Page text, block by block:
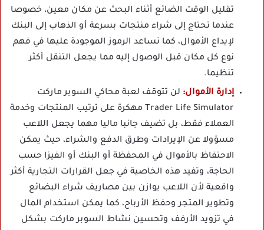
تقليل الوقت الضائع أثناء البحث عن مكان معين، خصوصا
عندما تحتاج إلى شراء منتجات بسرعة أو الذهاب إلى البنك
لإيداع الأموال، كما تساعد الرموز الموجودة عليها في فهم
نوع كل مكان قبل الوصول إليه مما يجعل التنقل أكثر
تنظيما.
إدارة الأموال: لن تتوقف لعبة محاكي السوبر ماركت
Trader Life Simulator مهكرة على ترتيب المنتجات وخدمة
العملاء فقط، بل تضيف جانبا ماليا مهما يجعل اللاعب
مسؤولا عن الإيرادات وطرق الدفع والشراء، حيث يمكن
الاحتفاظ بالأموال في المحفظة أو البنك أو الفيزا حسب
الحاجة، وتفيد هذه الخاصية في جعل القرارات التجارية أكثر
واقعية لأن اللاعب يوازن بين مصاريف شراء البضائع
وتطوير المتجر وحفظ الأرباح، كما يمكن استخدام المال
في تزويد الأرفف وتحسين نشاط السوبر ماركت بشكل